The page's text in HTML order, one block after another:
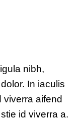
nibh,
In iaculis
aifend
id viverra a.